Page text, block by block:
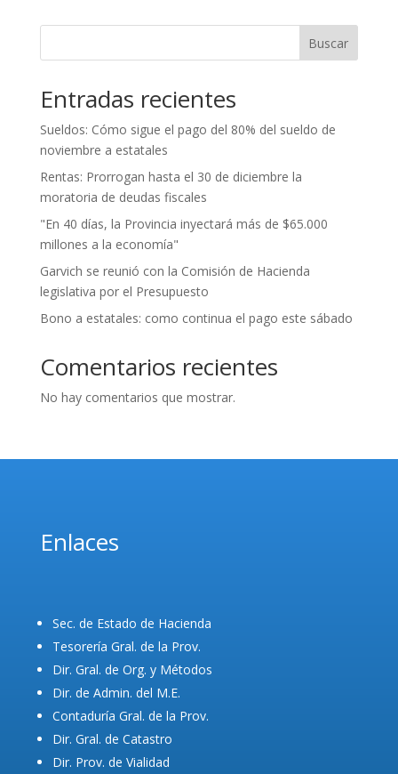
Buscar
Entradas recientes
Sueldos: Cómo sigue el pago del 80% del sueldo de
noviembre a estatales
Rentas: Prorrogan hasta el 30 de diciembre la
moratoria de deudas fiscales
"En 40 días, la Provincia inyectará más de $65.000
millones a la economía"
Garvich se reunió con la Comisión de Hacienda
legislativa por el Presupuesto
Bono a estatales: como continua el pago este sábado
Comentarios recientes
No hay comentarios que mostrar.
Enlaces
Sec. de Estado de Hacienda
Tesorería Gral. de la Prov.
Dir. Gral. de Org. y Métodos
Dir. de Admin. del M.E.
Contaduría Gral. de la Prov.
Dir. Gral. de Catastro
Dir. Prov. de Vialidad